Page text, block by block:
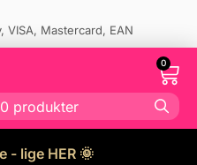
VISA, Mastercard, EAN
0
- lige HER 🌞